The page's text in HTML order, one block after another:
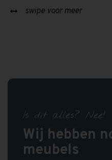
swipe voor meer
Is dit alles? Nee!
Wij hebben
meubels